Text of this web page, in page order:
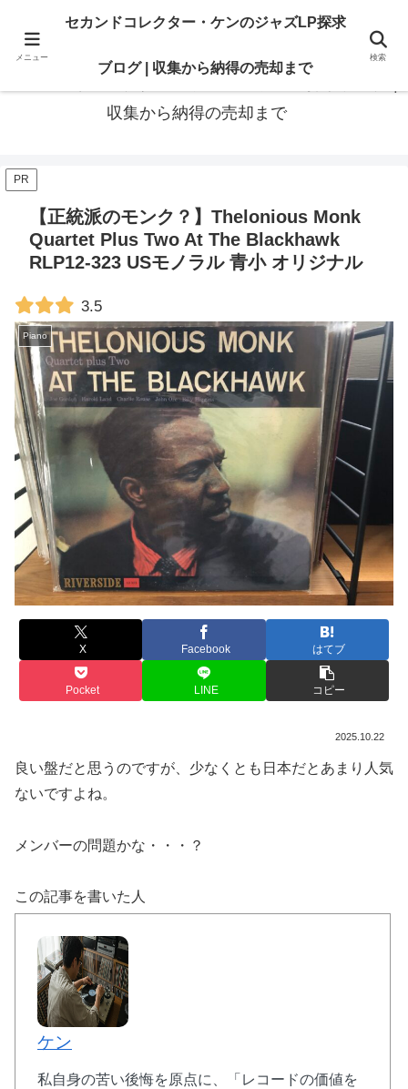
最高の“一枚”は、いつも知識の先にある。オリジナル盤も、賢いセカンド盤
収集から納得の売却まで
PR
【正統派のモンク？】Thelonious Monk
Quartet Plus Two At The Blackhawk
RLP12-323 USモノラル 青小 オリジナル
3.5
Piano
X Facebook はてブ
Pocket LINE コピー
2025.10.22
良い盤だと思うのですが、少なくとも日本だとあまり人気
ないですよね。
メンバーの問題かな・・・？
この記事を書いた人
ケン
私自身の苦い後悔を原点に、「レコードの価値を
メニュー
セカンドコレクター・ケンのジャズLP探求
ブログ | 収集から納得の売却まで
検索